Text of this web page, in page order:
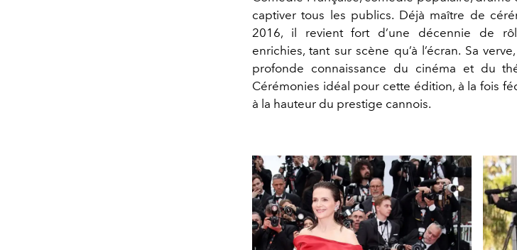
captiver tous les publics. Déjà maître de
2016, il revient fort d’une décennie de
enrichies, tant sur scène qu’à l’écran. Sa
profonde connaissance du cinéma et du
Cérémonies idéal pour cette édition, à la fois
à la hauteur du prestige cannois.